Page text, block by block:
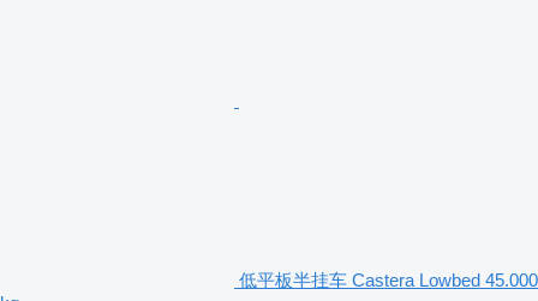
低平板半挂车 Castera Lowbed 45.000